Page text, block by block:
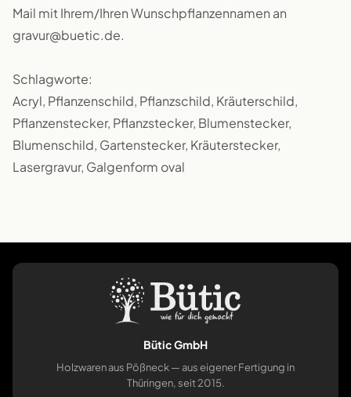
Mail mit Ihrem/Ihren Wunschpflanzennamen an
gravur@buetic.de.
Schlagworte:
Acryl, Pflanzenschild, Pflanzschild, Kräuterschild,
Pflanzenstecker, Pflanzstecker, Blumenstecker,
Blumenschild, Gartenstecker, Kräuterstecker,
Lasergravur, Galgenform oval
Bütic GmbH
Holzwaren aus Pößneck — aus eigener Fertigung in
Thüringen, seit 2015.